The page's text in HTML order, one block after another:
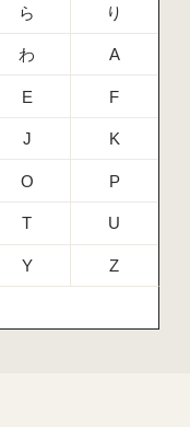
ら り
わ A
E F
J K
O P
T U
Y Z